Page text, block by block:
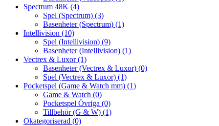
Spectrum 48K (4)
Spel (Spectrum) (3)
Basenheter (Spectrum) (1)
Intellivision (10)
Spel (Intellivision) (9)
Basenheter (Intellivision) (1)
Vectrex & Luxor(1)
Basenheter (Vectrex & Luxor) (0)
Spel (Vectrex & Luxor) (1)
Pocketspel (Game & Watch mm) (1)
Game & Watch (0)
Pocketspel Övriga (0)
Tillbehör (G & W) (1)
Okategoriserad (0)